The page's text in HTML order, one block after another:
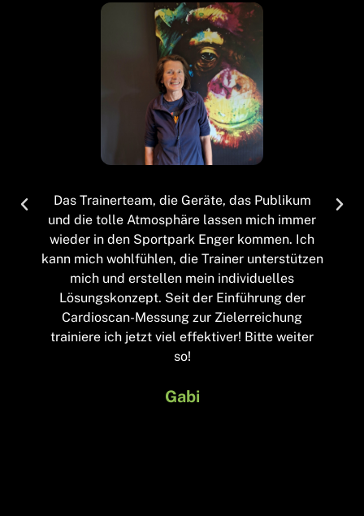
Das Trainerteam, die Geräte, das Publikum
und die tolle Atmosphäre lassen mich immer
wieder in den Sportpark Enger kommen. Ich
kann mich wohlfühlen, die Trainer unterstützen
mich und erstellen mein individuelles
Lösungskonzept. Seit der Einführung der
Cardioscan-Messung zur Zielerreichung
trainiere ich jetzt viel effektiver! Bitte weiter
so!
Gabi